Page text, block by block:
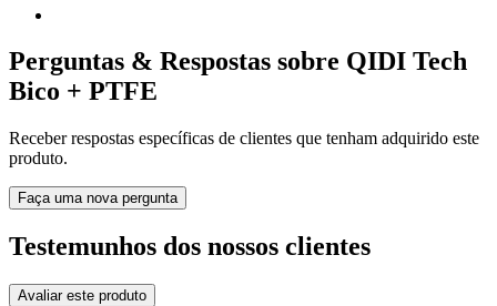
Perguntas & Respostas sobre QIDI Tech
Bico + PTFE
Receber respostas específicas de clientes que tenham adquirido este
produto.
Faça uma nova pergunta
Testemunhos dos nossos clientes
Avaliar este produto